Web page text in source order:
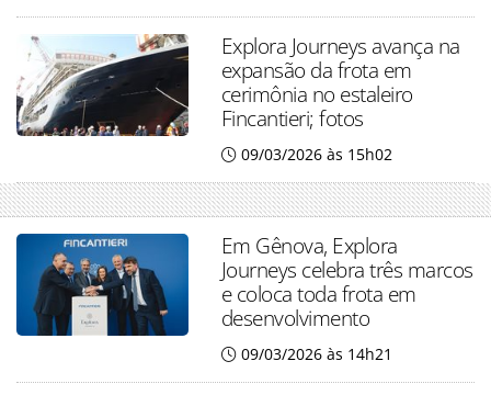
Explora Journeys avança na
expansão da frota em
cerimônia no estaleiro
Fincantieri; fotos
09/03/2026 às 15h02
Em Gênova, Explora
Journeys celebra três marcos
e coloca toda frota em
desenvolvimento
09/03/2026 às 14h21